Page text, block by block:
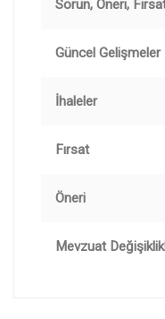
Sorun, Öneri,
Güncel Gelişmeler
İhaleler
Fırsat
Öneri
Mevzuat